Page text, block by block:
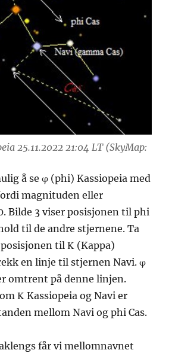
25.11.2022 21:04 LT (SkyMap:
å se φ (phi) Kassiopeia med
magnituden eller
Bilde 3 viser posisjonen til phi
til de andre stjernene. Ta
til Κ (Kappa)
en linje til stjernen Navi. φ
omtrent på denne linjen.
Κ Kassiopeia og Navi er
mellom Navi og phi Cas.
får vi mellomnavnet